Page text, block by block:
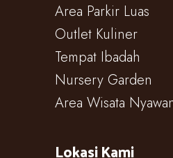
Area Parkir Luas
Outlet Kuliner
Tempat Ibadah
Nursery Garden
Area Wisata
Lokasi Kami